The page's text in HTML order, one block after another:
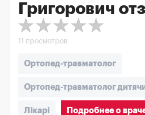
Григорович
11 просмотров
Ортопед-травматолог
Ортопед-травматолог
Лікарі Подробнее о